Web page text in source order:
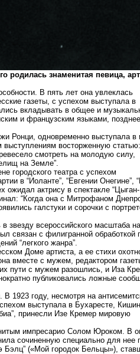
родилась знаменитая певица,
В пять лет она увлеклась
газеты, с успехом выступала в
вкладывать в общее и
и французским языками,
Ронци, одновременно выступала в
выступлениям восторженную статью:
смотреть на молодую силу,
на Земле”.
городского театра с успехом
в “Иоланте”, “Евгении Онегине”,
ожидал актрису в спектакле “Цыган-
“Когда она с Митрофаном
галстуки и сорочки с
звезду всероссийского масштаба
связан с филигранной обработкой
“легкого жанра”.
Доме артиста, а ее стихи
вместе с мужем, редактором
пути с мужем разошлись, и Иза
публиковались ложные
1923 году, несмотря на
выступала в Бухаресте,
принесли Изе Кремер мировую
импресарио Солом Юроком. В
сочиненную специально для нее
(«Мой городок Бельцы»),